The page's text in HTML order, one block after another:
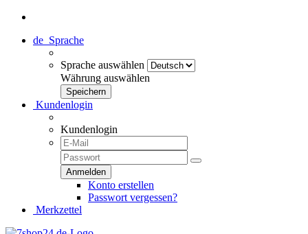
de Sprache
Sprache auswählen
Währung auswählen
Kundenlogin
Kundenlogin
Konto erstellen
Passwort vergessen?
Merkzettel